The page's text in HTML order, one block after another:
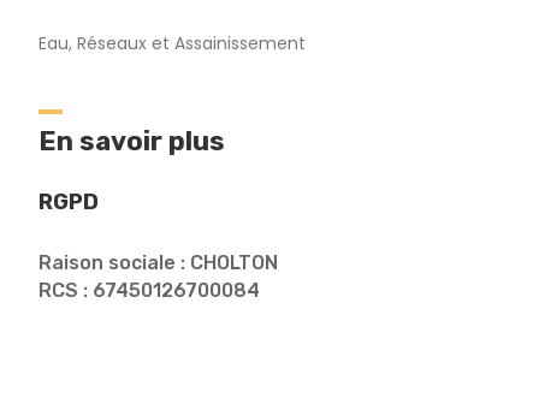
Eau, Réseaux et Assainissement
En savoir plus
RGPD
Raison sociale : CHOLTON
RCS : 67450126700084